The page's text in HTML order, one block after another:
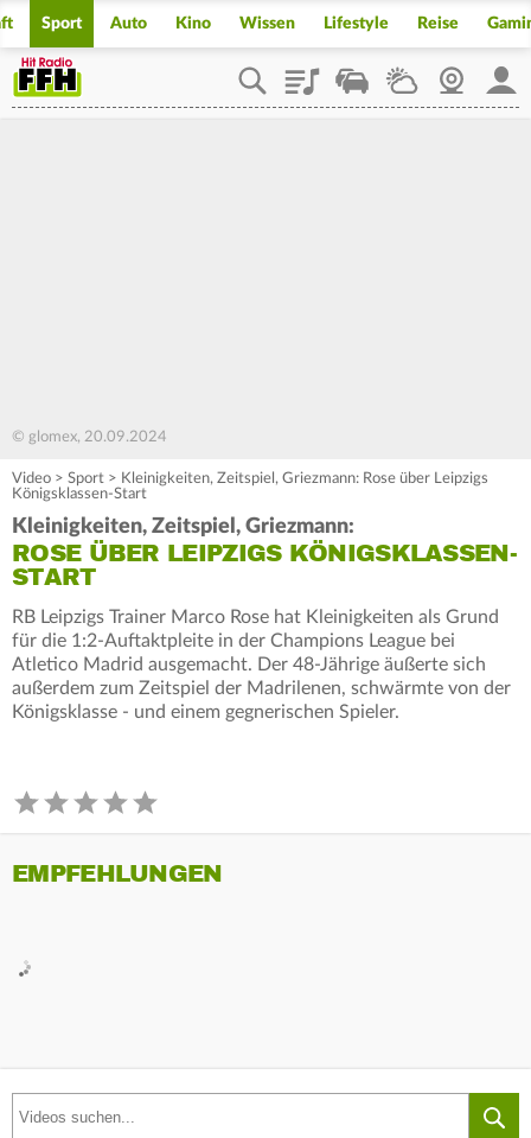
Sport Auto Kino Wissen Lifestyle Reise
PlaylistStaupilotWetterWebcam
© glomex, 20.09.2024
Video > Sport > Kleinigkeiten, Zeitspiel, Griezmann: Rose über Leipzigs
Königsklassen-Start
Kleinigkeiten, Zeitspiel, Griezmann:
ROSE ÜBER LEIPZIGS KÖNIGSKLASSEN-
START
RB Leipzigs Trainer Marco Rose hat Kleinigkeiten als Grund
für die 1:2-Auftaktpleite in der Champions League bei
Atletico Madrid ausgemacht. Der 48-Jährige äußerte sich
außerdem zum Zeitspiel der Madrilenen, schwärmte von der
Königsklasse - und einem gegnerischen Spieler.
EMPFEHLUNGEN